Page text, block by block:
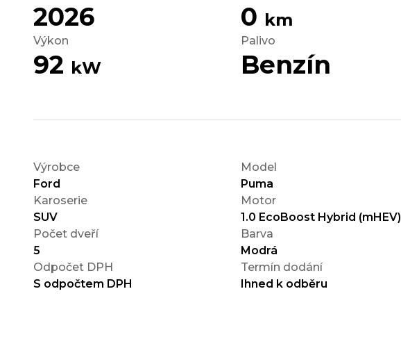
2026 0 km
Výkon
92 kW
Palivo
Benzín
Výrobce
Ford
Model
Puma
Karoserie
SUV
Motor
1.0 EcoBoost Hybrid (mHEV)
Počet dveří
5
Barva
Modrá
Odpočet DPH
S odpočtem DPH
Termín dodání
Ihned k odběru